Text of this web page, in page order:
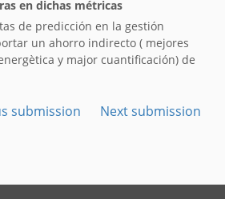
en dichas métricas
de predicción en la gestión
un ahorro indirecto ( mejores
y major cuantificación) de
submission Next submission